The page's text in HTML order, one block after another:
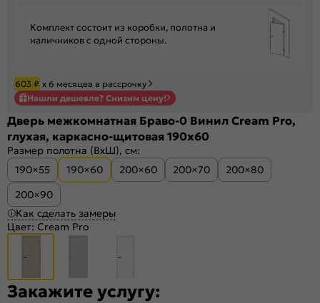
Комплект состоит из коробки, полотна и
наличников с одной стороны.
603 ₽ х 6 месяцев в рассрочку
Нашли дешевле? Снизим цену!
Дверь межкомнатная Браво-0 Винил Cream Pro,
глухая, каркасно-щитовая 190x60
Размер полотна (ВхШ), см:
190×55
190×60 200×60 200×70
200×80
200×90
Как сделать замеры
Цвет: Cream Pro
Закажите услугу: